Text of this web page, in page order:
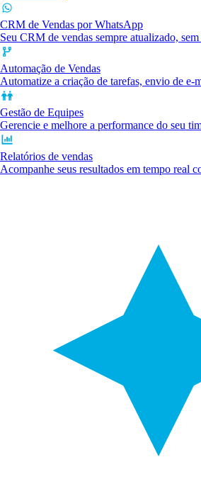
CRM de Vendas por WhatsApp
Seu CRM de vendas sempre atualizado,
Automação de Vendas
Automatize a criação de tarefas, envio de e-
Gestão de Equipes
Gerencie e melhore a performance do seu
Relatórios de vendas
Acompanhe seus resultados em tempo real